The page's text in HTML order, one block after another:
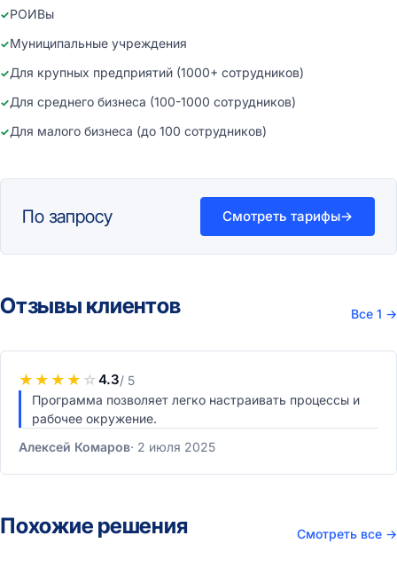
РОИВы
Муниципальные учреждения
Для крупных предприятий (1000+ сотрудников)
Для среднего бизнеса (100-1000 сотрудников)
Для малого бизнеса (до 100 сотрудников)
По запросу Смотреть тарифы→
Отзывы клиентов Все 1 →
★ ★ ★ ★ ☆4.3/ 5
Программа позволяет легко настраивать процессы и
рабочее окружение.
Алексей Комаров 2 июля 2025
Похожие решения Смотреть все →